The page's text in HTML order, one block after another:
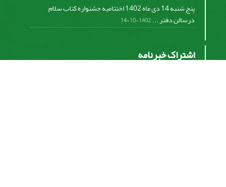
پنج شنبه 14 دی ماه 1402 اختتامیه جشنواره کتاب سلام
درسالن دفتر ...1402-10-14
اشتراک خبرنامه